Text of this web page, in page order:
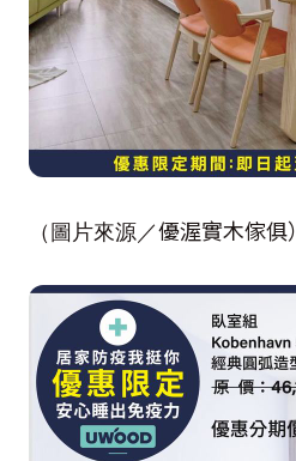
（圖片來源／優渥實木傢俱）